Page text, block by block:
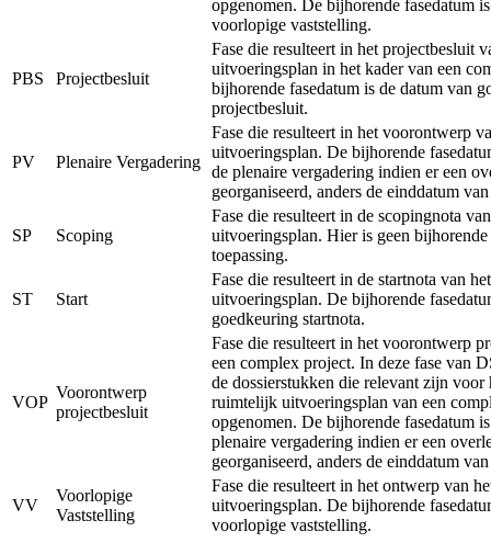
opgenomen. De bijhorende fasedatum
voorlopige vaststelling.
PBS Projectbesluit
Fase die resulteert in het projectbesluit
uitvoeringsplan in het kader van een
bijhorende fasedatum is de datum van
projectbesluit.
PV Plenaire Vergadering
Fase die resulteert in het voorontwerp
uitvoeringsplan. De bijhorende
de plenaire vergadering indien er een
georganiseerd, anders de einddatum
SP Scoping
Fase die resulteert in de scopingnota
uitvoeringsplan. Hier is geen bijhorende
toepassing.
ST Start
Fase die resulteert in de startnota van
uitvoeringsplan. De bijhorende
goedkeuring startnota.
VOP
Voorontwerp
projectbesluit
Fase die resulteert in het voorontwerp
een complex project. In deze fase van
de dossierstukken die relevant zijn
ruimtelijk uitvoeringsplan van een
opgenomen. De bijhorende fasedatum
plenaire vergadering indien er een
georganiseerd, anders de einddatum
VV
Voorlopige
Vaststelling
Fase die resulteert in het ontwerp van
uitvoeringsplan. De bijhorende
voorlopige vaststelling.